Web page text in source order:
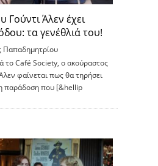
Γούντι Άλεν έχει
τα γενέθλιά του!
Παπαδημητρίου
το Café Society, ο ακούραστος
φαίνεται πως θα τηρήσει
παράδοση που [&hellip